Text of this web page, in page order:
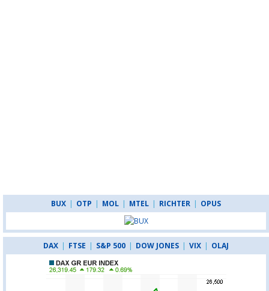
BUX | OTP | MOL | MTEL | RICHTER | OPUS
DAX | FTSE | S&P 500 | DOW JONES | VIX | OLAJ